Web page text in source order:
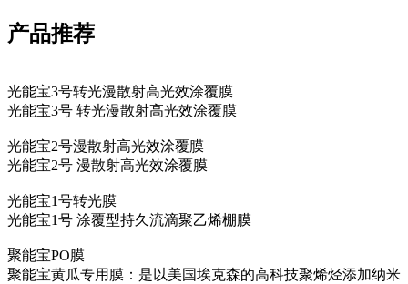
产品推荐
光能宝3号转光漫散射高光效涂覆膜
光能宝3号 转光漫散射高光效涂覆膜
光能宝2号漫散射高光效涂覆膜
光能宝2号 漫散射高光效涂覆膜
光能宝1号转光膜
光能宝1号 涂覆型持久流滴聚乙烯棚膜
聚能宝PO膜
聚能宝黄瓜专用膜：是以美国埃克森的高科技聚烯烃添加纳米